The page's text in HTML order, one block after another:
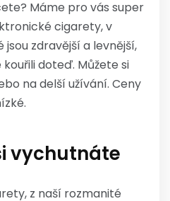
Máme pro vás super
cigarety, v
jsou zdravější a levnější,
doteď. Můžete si
na delší užívání. Ceny
vychutnáte
z naší rozmanité